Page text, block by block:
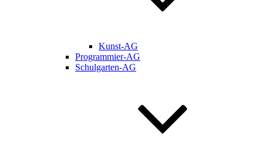
Kunst-AG
Programmier-AG
Schulgarten-AG